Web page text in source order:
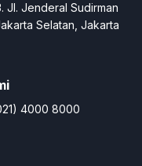
Jl. Jenderal Sudirman
Selatan, Jakarta
4000 8000